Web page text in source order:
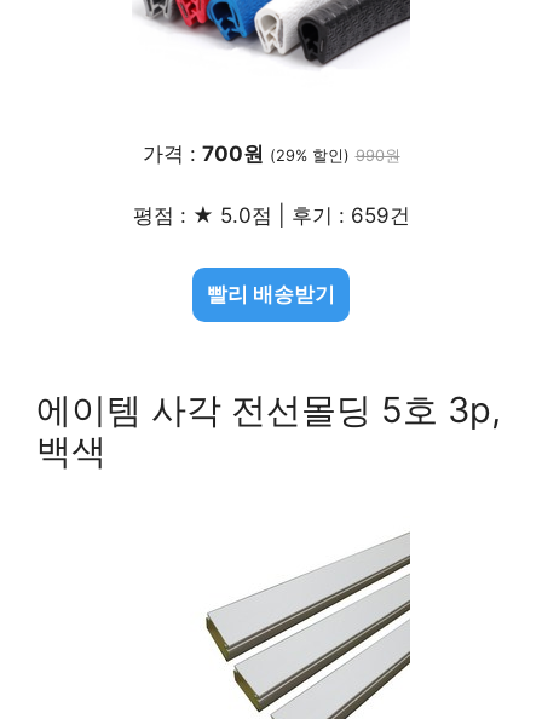
가격 : 700원 (29% 할인) 990원
평점 : ★ 5.0점 | 후기 : 659건
빨리 배송받기
에이템 사각 전선몰딩 5호 3p,
백색